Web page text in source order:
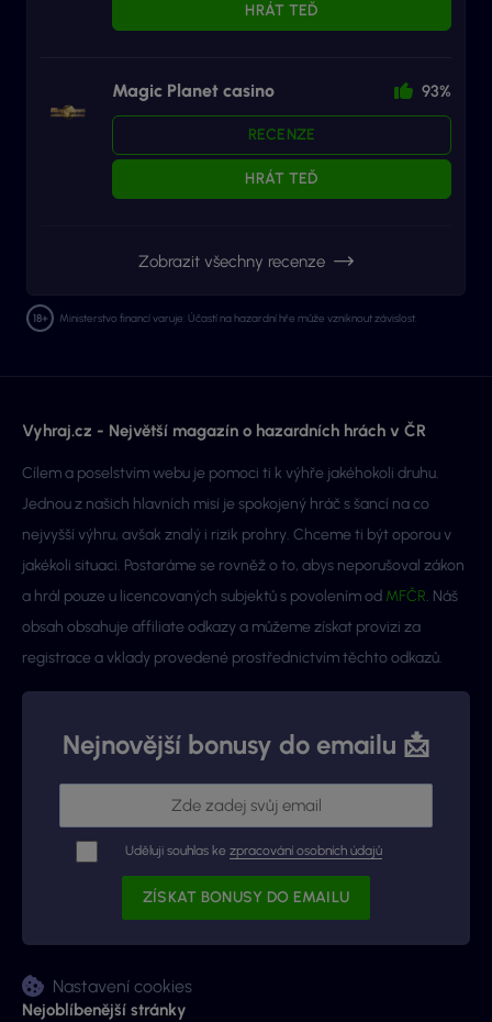
HRÁT TEĎ
Magic Planet casino 93%
RECENZE
HRÁT TEĎ
Zobrazit všechny recenze
Ministerstvo financí varuje: Účastí na hazardní hře může vzniknout závislost.
Vyhraj.cz - Největší magazín o hazardních hrách v ČR
Cílem a poselstvím webu je pomoci ti k výhře jakéhokoli druhu.
Jednou z našich hlavních misí je spokojený hráč s šancí na co
nejvyšší výhru, avšak znalý i rizik prohry. Chceme ti být oporou v
jakékoli situaci. Postaráme se rovněž o to, abys neporušoval zákon
a hrál pouze u licencovaných subjektů s povolením od MFČR. Náš
obsah obsahuje affiliate odkazy a můžeme získat provizi za
registrace a vklady provedené prostřednictvím těchto odkazů.
Nejnovější bonusy do emailu 📩
Uděluji souhlas ke zpracování osobních údajů
Nastavení cookies
Nejoblíbenější stránky